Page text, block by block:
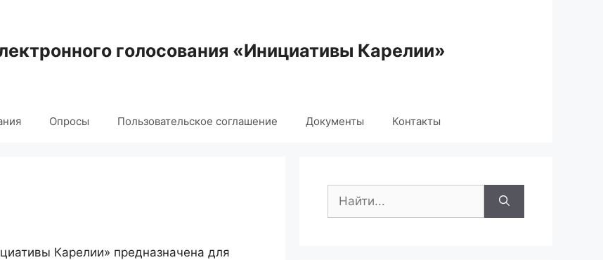
голосования «Инициативы Карелии»
Опросы Пользовательское соглашение Документы Контакты
Карелии» предназначена для
Поиск: